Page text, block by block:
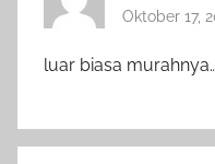
Oktober 17,
luar biasa